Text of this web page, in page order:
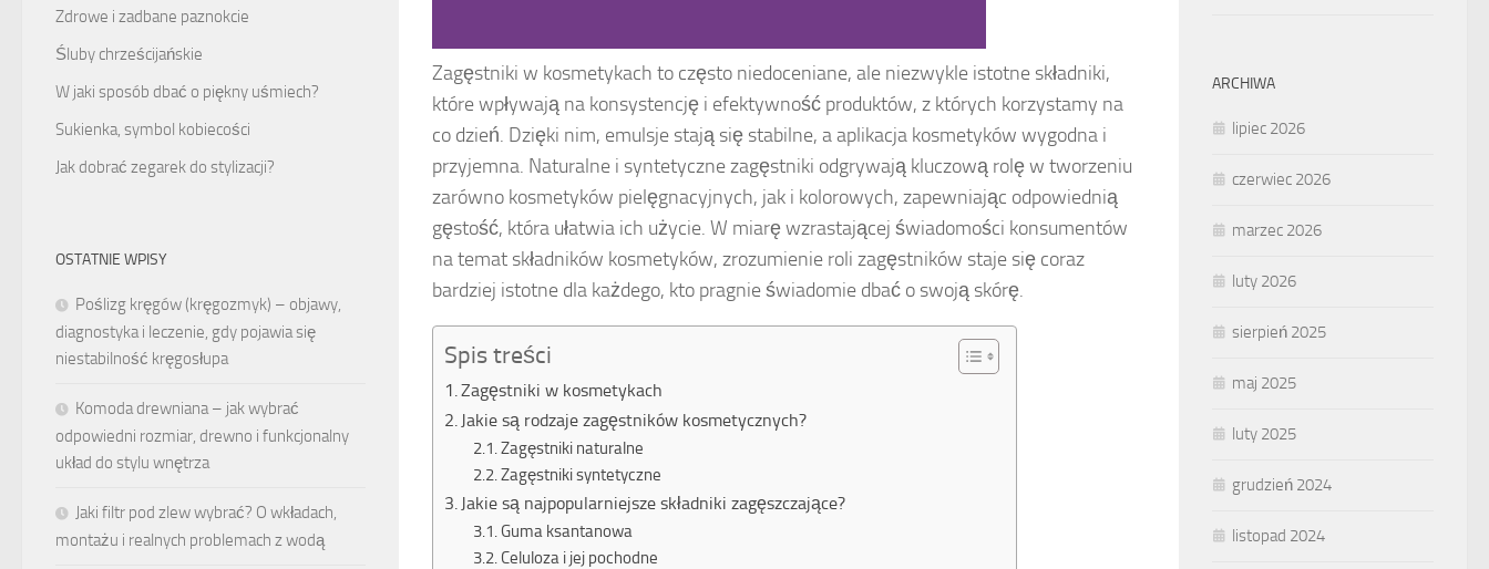
Zagęstniki w kosmetykach to często niedoceniane, ale niezwykle istotne składniki,
które wpływają na konsystencję i efektywność produktów, z których korzystamy na
co dzień. Dzięki nim, emulsje stają się stabilne, a aplikacja kosmetyków wygodna i
przyjemna. Naturalne i syntetyczne zagęstniki odgrywają kluczową rolę w tworzeniu
zarówno kosmetyków pielęgnacyjnych, jak i kolorowych, zapewniając odpowiednią
gęstość, która ułatwia ich użycie. W miarę wzrastającej świadomości konsumentów
na temat składników kosmetyków, zrozumienie roli zagęstników staje się coraz
bardziej istotne dla każdego, kto pragnie świadomie dbać o swoją skórę.
Spis treści
Zagęstniki w kosmetykach
Jakie są rodzaje zagęstników kosmetycznych?
Zagęstniki naturalne
Zagęstniki syntetyczne
Jakie są najpopularniejsze składniki zagęszczające?
Guma ksantanowa
Celuloza i jej pochodne
Zdrowe i zadbane paznokcie
Śluby chrześcijańskie
W jaki sposób dbać o piękny uśmiech?
Sukienka, symbol kobiecości
Jak dobrać zegarek do stylizacji?
OSTATNIE WPISY
Poślizg kręgów (kręgozmyk) – objawy,
diagnostyka i leczenie, gdy pojawia się
niestabilność kręgosłupa
Komoda drewniana – jak wybrać
odpowiedni rozmiar, drewno i funkcjonalny
układ do stylu wnętrza
Jaki filtr pod zlew wybrać? O wkładach,
montażu i realnych problemach z wodą
ARCHIWA
lipiec 2026
czerwiec 2026
marzec 2026
luty 2026
sierpień 2025
maj 2025
luty 2025
grudzień 2024
listopad 2024